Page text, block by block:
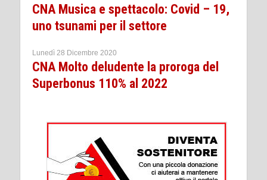
CNA Musica e spettacolo: Covid – 19,
uno tsunami per il settore
Lunedì 28 Dicembre 2020
CNA Molto deludente la proroga del
Superbonus 110% al 2022